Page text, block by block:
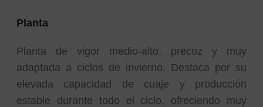
Planta
Planta de vigor medio-alto, precoz y muy
adaptada a ciclos de invierno. Destaca por su
elevada capacidad de cuaje y producción
estable durante todo el ciclo, ofreciendo muy